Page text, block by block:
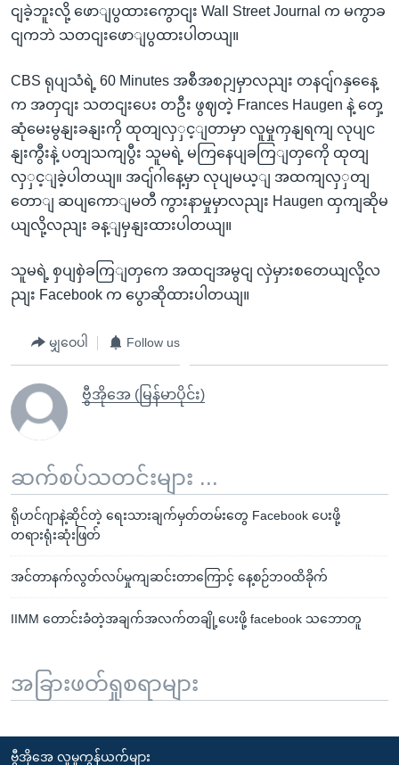
ငျခဲ့ဘူးလို့ ဖောျပွထားကွောငျး Wall Street Journal က မကွာခ
ငျကဘဲ သတငျးဖောျပွထားပါတယျ။
CBS ရုပျသံရဲ့ 60 Minutes အစီအစဉျမှာလညျး တနငျ်ဂနှနေေ့
က အတှငျး သတငျးပေး တဦး ဖွဈတဲ့ Frances Haugen နဲ့ တှေ့
ဆုံမေးမွနျးခနျးကို ထုတျလှှင့ျတာမှာ လူမှုကှနျရကျ လုပျင
နျးကွီးနဲ့ ပတျသကျပွီး သူမရဲ့ မကြနေပျခကြျတှကေို ထုတျ
လှှင့ျခဲ့ပါတယျ။ အငျ်ဂါနေ့မှာ လုပျမယ့ျ အထကျလှှတျ
တောျ ဆပျကောျမတီ ကွားနာမှုမှာလညျး Haugen ထှကျဆိုမ
ယျလို့လညျး ခန့ျမှနျးထားပါတယျ။
သူမရဲ့ စှပျစှဲခကြျတှကေ အထငျအမွငျ လှဲမှားစတေယျလို့လ
ညျး Facebook က ပွောဆိုထားပါတယျ။
မျှဝေပါ Follow us
ဗွီအိုအေ (မြန်မာပိုင်း)
ဆက်စပ်သတင်းများ ...
ရိုဟင်ဂျာနဲ့ဆိုင်တဲ့ ရေးသားချက်မှတ်တမ်းတွေ Facebook ပေးဖို့
တရားရုံးဆုံးဖြတ်
အင်တာနက်လွတ်လပ်မှုကျဆင်းတာကြောင့် နေ့စဉ်ဘဝထိခိုက်
IIMM တောင်းခံတဲ့အချက်အလက်တချို့ပေးဖို့ facebook သဘောတူ
အခြားဖတ်ရှုစရာများ
ဗွီအိုအေ လူမှုကွန်ယက်များ